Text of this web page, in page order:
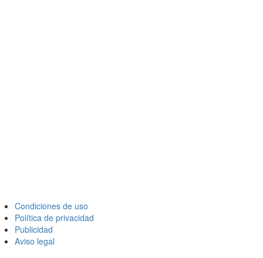
Condiciones de uso
Política de privacidad
Publicidad
Aviso legal